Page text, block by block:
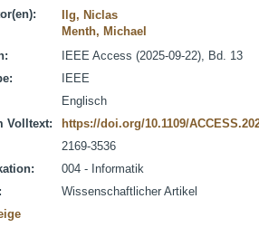
Ilg, Niclas
Menth, Michael
IEEE Access (2025-09-22), Bd. 13
IEEE
Englisch
Volltext:
https://doi.org/10.1109/
2169-3536
004 - Informatik
Wissenschaftlicher Artikel